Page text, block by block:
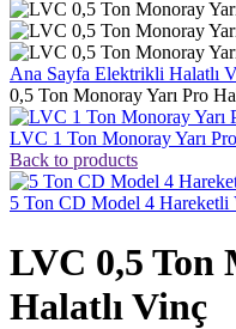
Ana Sayfa Elektrikli Halatlı
0,5 Ton Monoray Yarı Pro
LVC 1 Ton Monoray Yarı
Back to products
5 Ton CD Model 4 Hareketli
LVC 0,5 Ton
Halatlı Vinç